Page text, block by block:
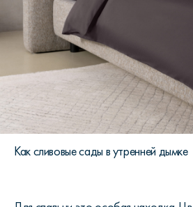
Как сливовые сады в утренней дымке